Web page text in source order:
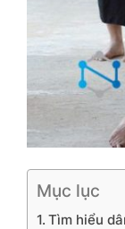
Mục lục
Tìm hiểu